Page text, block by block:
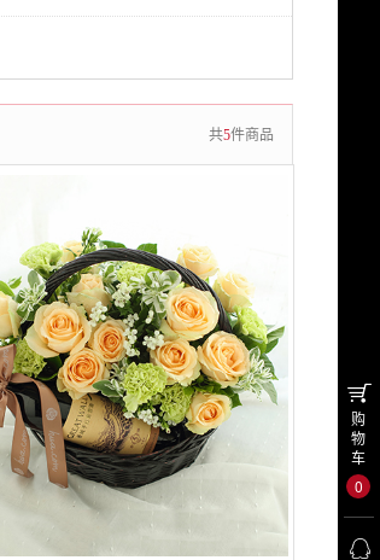
共5件商品
购
物
车
0